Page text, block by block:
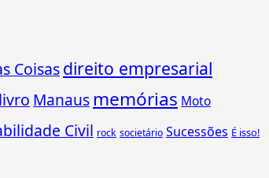
Coisasdireito empresarial
livro Manaus memórias Moto
Civil rock societário Sucessões É isso!